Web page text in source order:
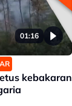
01:16
kebakaran